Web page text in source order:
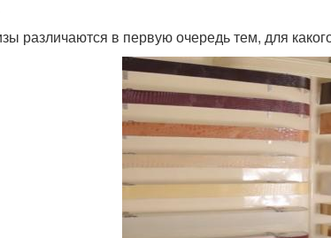
различаются в первую очередь тем, для